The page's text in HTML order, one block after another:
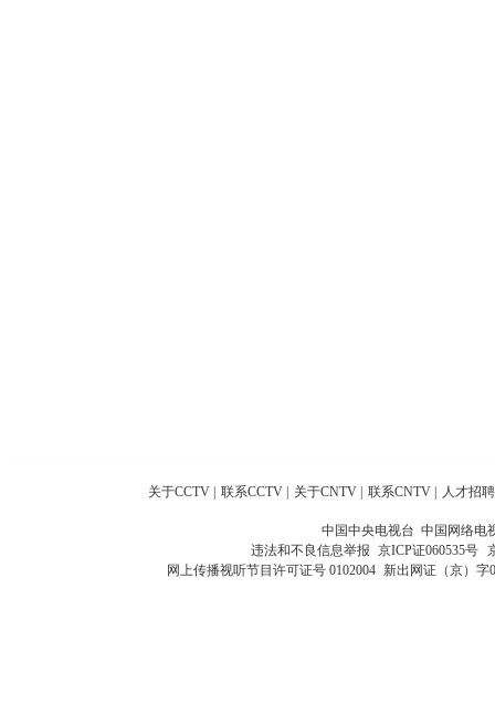
关于CCTV 联系CCTV 关于CNTV 联系CNTV 人才招聘
中国中央电视台 中国网络电
违法和不良信息举报 京ICP证060535号
网上传播视听节目许可证号 0102004 新出网证（京）